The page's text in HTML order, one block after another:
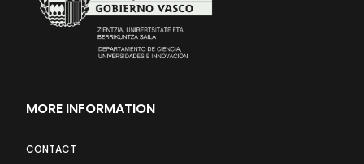
MORE INFORMATION
CONTACT